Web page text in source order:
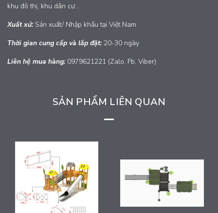
khu đô thị, khu dân cư...
Xuất xứ:Sản xuất/ Nhập khẩu tại Việt Nam
Thời gian cung cấp và lắp đặt: 20-30 ngày
Liên hệ mua hàng: 0979621221 (Zalo, Fb, Viber)
SẢN PHẨM LIÊN QUAN